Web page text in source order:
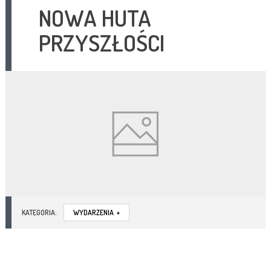
NOWA HUTA
PRZYSZŁOŚCI
KATEGORIA: WYDARZENIA +